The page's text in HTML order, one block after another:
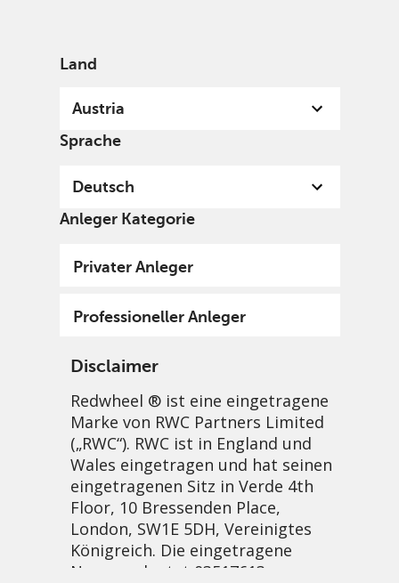
Land
Austria
Sprache
Deutsch
Anleger Kategorie
Privater Anleger
Professioneller Anleger
Disclaimer
Redwheel ® ist eine eingetragene
Marke von RWC Partners Limited
(„RWC“). RWC ist in England und
Wales eingetragen und hat seinen
eingetragenen Sitz in Verde 4th
Floor, 10 Bressenden Place,
London, SW1E 5DH, Vereinigtes
Königreich. Die eingetragene
Nummer lautet 03517613.